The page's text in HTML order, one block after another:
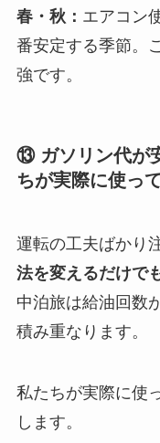
春・秋： エアコン
番安定する季節。
強です。
⑬ ガソリン代が
ちが実際に使っ
運転の工夫ばかり
法を変えるだけで
中泊旅は給油回数
積み重なります。
私たちが実際に使
します。